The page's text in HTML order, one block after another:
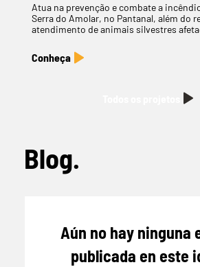
Atua na prevenção e combate a
Serra do Amolar, no Pantanal, além do
atendimento de animais silvestres
Blog.
Aún no hay ninguna
publicada en este